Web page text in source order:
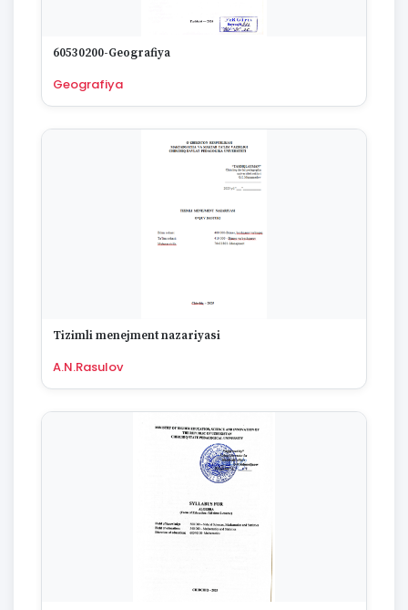
60530200-Geografiya
Geografiya
Tizimli menejment nazariyasi
A.N.Rasulov